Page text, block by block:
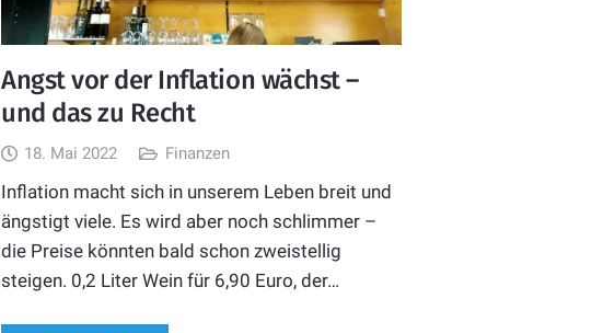
Angst vor der Inflation wächst –
und das zu Recht
18. Mai 2022 Finanzen
Inflation macht sich in unserem Leben breit und
ängstigt viele. Es wird aber noch schlimmer –
die Preise könnten bald schon zweistellig
steigen. 0,2 Liter Wein für 6,90 Euro, der…